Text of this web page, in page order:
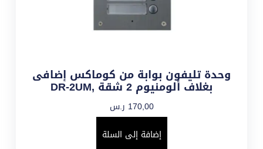
وحدة تليفون بوابة من كوماكس إضافى
بغلاف ألومنيوم 2 شقة ,DR-2UM
170,00 ر.س
إضافة إلى السلة